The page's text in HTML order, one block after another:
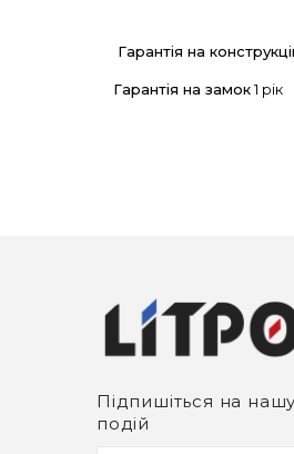
Гарантія на
Гарантія на замок1 рік
Підпишіться на
подій